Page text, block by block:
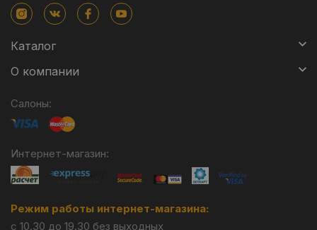
Каталог
О компании
Салоны:
Интернет-магазин:
Режим работы интернет-магазина:
с 10.30 до 19.30 без выходных